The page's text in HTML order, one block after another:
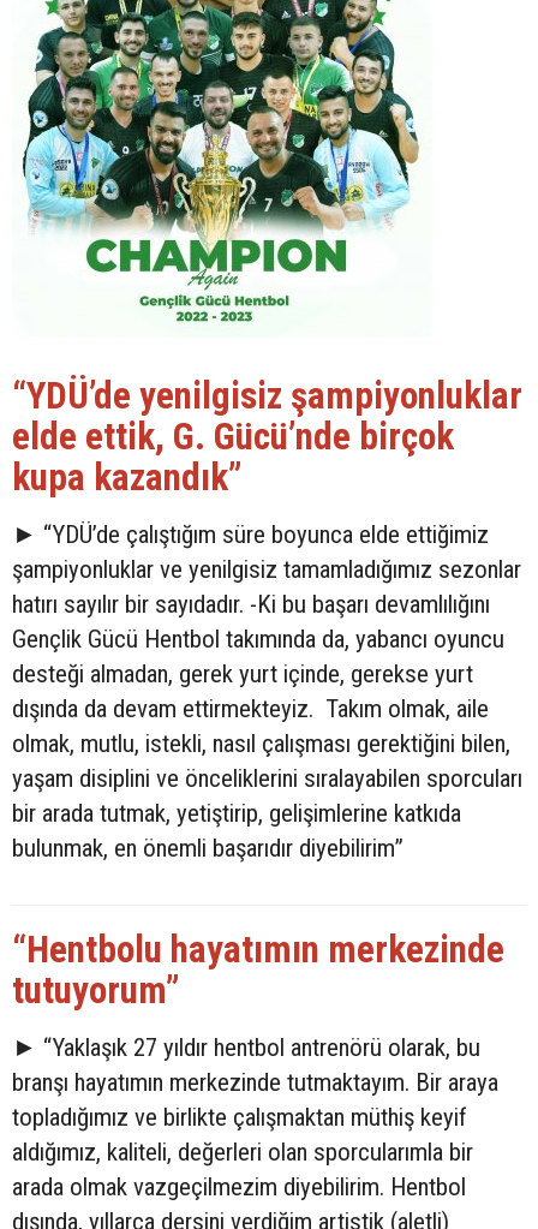
“YDÜ’de yenilgisiz şampiyonluklar
elde ettik, G. Gücü’nde birçok
kupa kazandık”
► “YDÜ’de çalıştığım süre boyunca elde ettiğimiz
şampiyonluklar ve yenilgisiz tamamladığımız sezonlar
hatırı sayılır bir sayıdadır. -Ki bu başarı devamlılığını
Gençlik Gücü Hentbol takımında da, yabancı oyuncu
desteği almadan, gerek yurt içinde, gerekse yurt
dışında da devam ettirmekteyiz. Takım olmak, aile
olmak, mutlu, istekli, nasıl çalışması gerektiğini bilen,
yaşam disiplini ve önceliklerini sıralayabilen sporcuları
bir arada tutmak, yetiştirip, gelişimlerine katkıda
bulunmak, en önemli başarıdır diyebilirim”
“Hentbolu hayatımın merkezinde
tutuyorum”
► “Yaklaşık 27 yıldır hentbol antrenörü olarak, bu
branşı hayatımın merkezinde tutmaktayım. Bir araya
topladığımız ve birlikte çalışmaktan müthiş keyif
aldığımız, kaliteli, değerleri olan sporcularımla bir
arada olmak vazgeçilmezim diyebilirim. Hentbol
dışında, yıllarca dersini verdiğim artistik (aletli)